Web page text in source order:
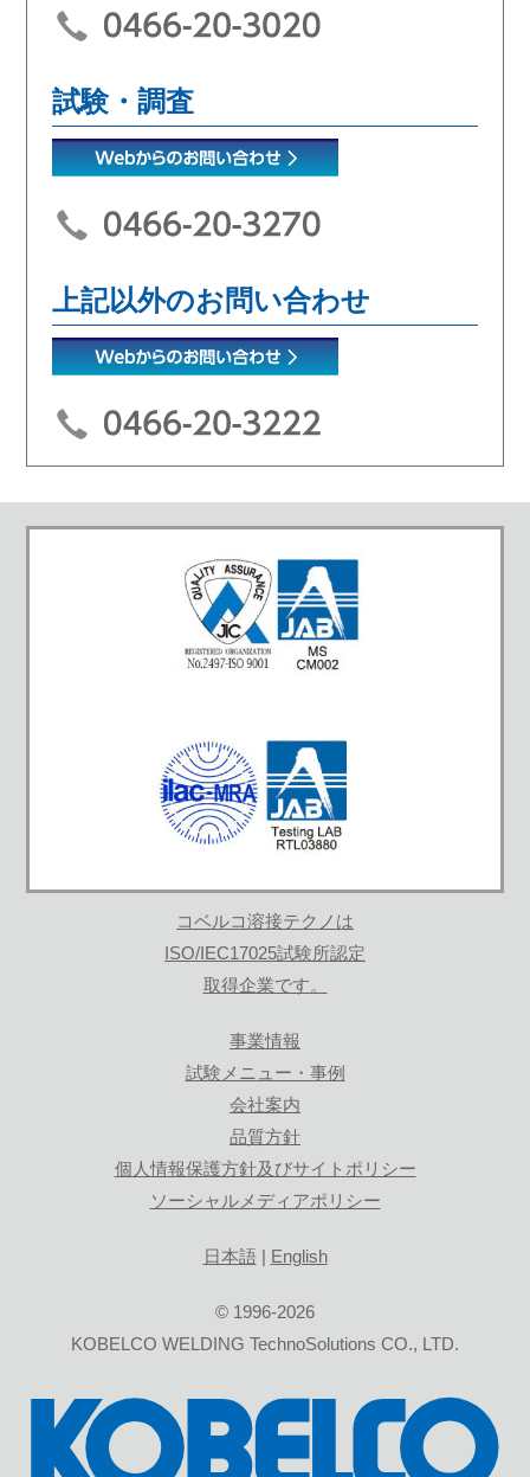
試験・調査
上記以外のお問い合わせ
コベルコ溶接テクノは
ISO/IEC17025試験所認定
取得企業です。
事業情報
試験メニュー・事例
会社案内
品質方針
個人情報保護方針及びサイトポリシー
ソーシャルメディアポリシー
日本語| English
© 1996-2026
KOBELCO WELDING TechnoSolutions CO., LTD.